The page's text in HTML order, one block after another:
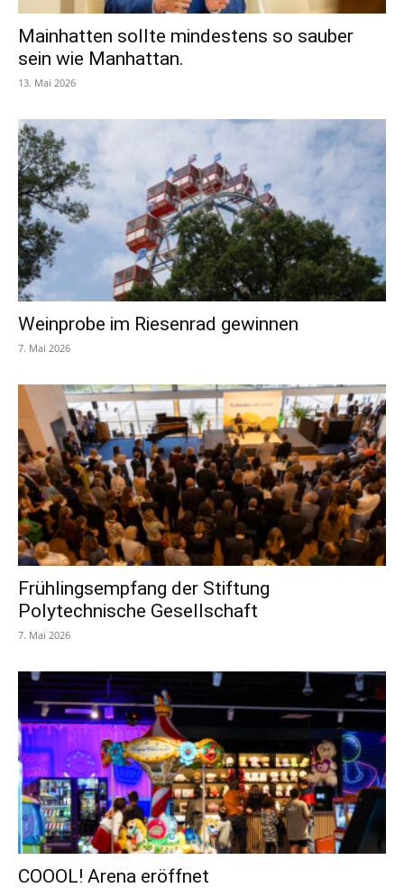
Mainhatten sollte mindestens so sauber
sein wie Manhattan.
13. Mai 2026
Weinprobe im Riesenrad gewinnen
7. Mai 2026
Frühlingsempfang der Stiftung
Polytechnische Gesellschaft
7. Mai 2026
COOOL! Arena eröffnet